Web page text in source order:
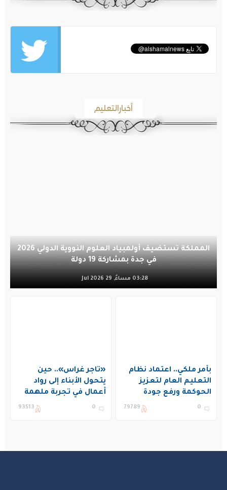
أخبارالتعليم
المملكة تستضيف أولمبياد العلوم النووية الدولي 2026
في جدة بمشاركة 19 دولة
03:28 مساءً, 29 Jul 2026
بأمر ملكي.. اعتماد نظام
التعليم العام لتعزيز
الحوكمة ورفع جودة
التعليم في المملكة
0
79789
«تاجر غراس».. حين
يتحول الأبناء إلى رواد
أعمال في تجربة ملهمة
بنادي غراس الصيفي
0
93513